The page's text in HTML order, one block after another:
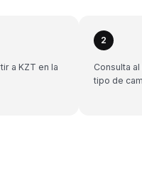
a KZT en la
2
Consulta
tipo de